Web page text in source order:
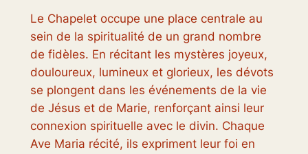
Le Chapelet occupe une place centrale au
sein de la spiritualité de un grand nombre
de fidèles. En récitant les mystères joyeux,
douloureux, lumineux et glorieux, les dévots
se plongent dans les événements de la vie
de Jésus et de Marie, renforçant ainsi leur
connexion spirituelle avec le divin. Chaque
Ave Maria récité, ils expriment leur foi en